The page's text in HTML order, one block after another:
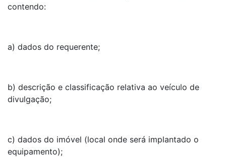
contendo:
a) dados do requerente;
b) descrição e classificação relativa ao veículo de
divulgação;
c) dados do imóvel (local onde será implantado o
equipamento);